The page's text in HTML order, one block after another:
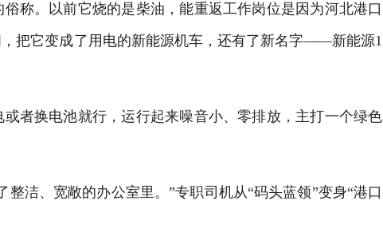
称。以前它烧的是柴油，能重返工作岗位是因为河北港口
把它变成了用电的新能源机车，还有了新名字——新能源1
者换电池就行，运行起来噪音小、零排放，主打一个绿色
洁、宽敞的办公室里。”专职司机从“码头蓝领”变身“港口